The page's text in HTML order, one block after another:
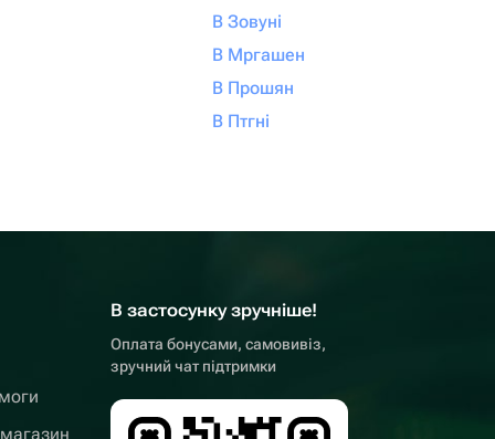
В Зовуні
В Мргашен
В Прошян
В Птгні
В застосунку зручніше!
Оплата бонусами, самовивіз,
зручний чат підтримки